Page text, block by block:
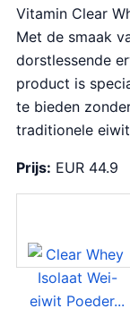
Vitamin Clear
Met de smaak
dorstlessende
product is
te bieden
traditionele
Prijs: EUR 44.9